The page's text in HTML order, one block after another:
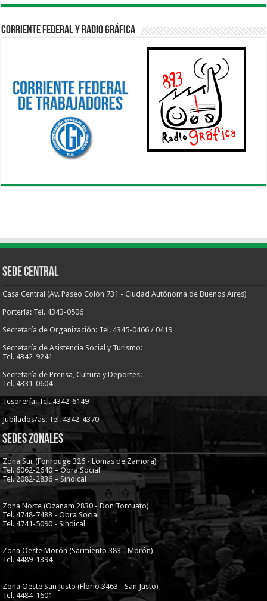
Corriente Federal y Radio Gráfica
Sede Central
Casa Central (Av. Paseo Colón 731 - Ciudad Autónoma de Buenos Aires)
Portería: Tel. 4343-0506
Secretaría de Organización: Tel. 4345-0466 / 0419
Secretaría de Asistencia Social y Turismo:
Tel. 4342-9241
Secretaría de Prensa, Cultura y Deportes:
Tel. 4331-0604
Tesorería: Tel. 4342-6149
Jubilados/as: Tel. 4342-4370
Sedes Zonales
Zona Sur (Fonrouge 326 - Lomas de Zamora)
Tel. 6062-2640 – Obra Social
Tel. 2082-2836 – Sindical
Zona Norte (Ozanam 2830 - Don Torcuato)
Tel. 4748-7488 - Obra Social
Tel. 4741-5090 - Sindical
Zona Oeste Morón (Sarmiento 383 - Morón)
Tel. 4489-1394
Zona Oeste San Justo (Florio 3463 - San Justo)
Tel. 4484-1601